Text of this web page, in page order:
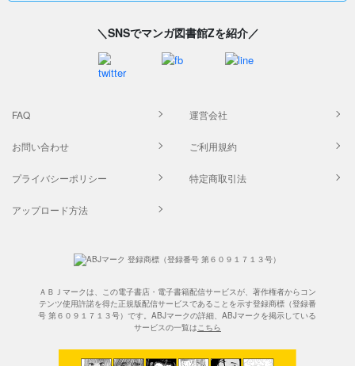
＼SNSでマンガ図書館Zを紹介／
FAQ 運営会社
お問い合わせ ご利用規約
プライバシーポリシー 特定商取引法
アップロード方法
ＡＢＪマークは、この電子書店・電子書籍配信サービスが、著作権者からコン
テンツ使用許諾を得た正規版配信サービスであることを示す登録商標（登録番
号 第６０９１７１３号）です。ABJマークの詳細、ABJマークを掲示している
サービスの一覧はこちら